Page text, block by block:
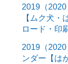
2019（
【ムク犬・
ロード・印
2019（
ンダー【は